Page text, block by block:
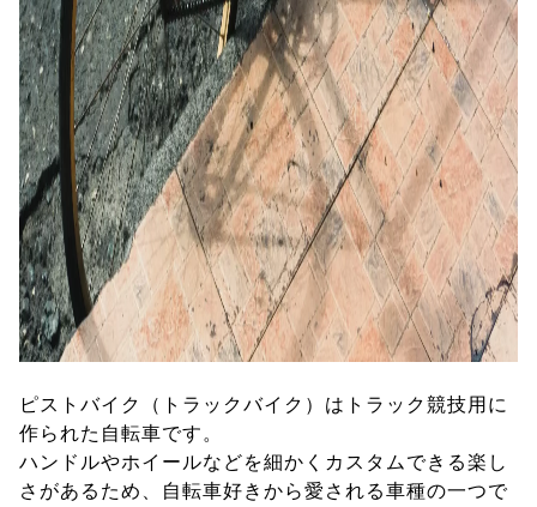
ピストバイク（トラックバイク）はトラック競技用に
作られた自転車です。
ハンドルやホイールなどを細かくカスタムできる楽し
さがあるため、自転車好きから愛される車種の一つで